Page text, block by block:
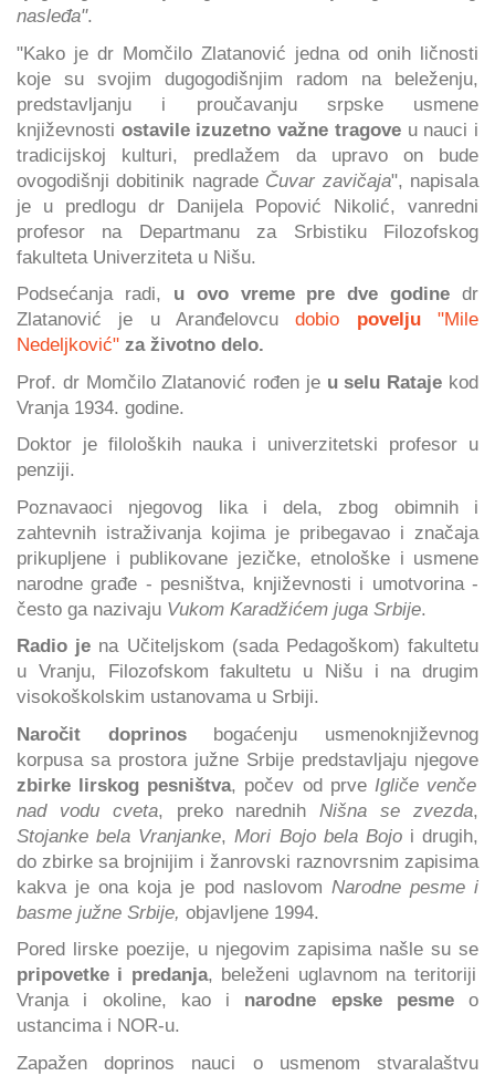
nasleđa".
"Kako je dr Momčilo Zlatanović jedna od onih ličnosti
koje su svojim dugogodišnjim radom na beleženju,
predstavljanju i proučavanju srpske usmene
književnosti ostavile izuzetno važne tragoveu nauci i
tradicijskoj kulturi, predlažem da upravo on bude
ovogodišnji dobitinik nagradeČuvar zavičaja", napisala
je u predlogu dr Danijela Popović Nikolić, vanredni
profesor na Departmanu za Srbistiku Filozofskog
fakulteta Univerziteta u Nišu.
Podsećanja radi, u ovo vreme pre dve godine dr
Zlatanović je u Aranđelovcudobio povelju"Mile
Nedeljković" za životno delo.
Prof. dr Momčilo Zlatanović rođen je u selu Rataje kod
Vranja 1934. godine.
Doktor je filoloških nauka i univerzitetski profesor u
penziji.
Poznavaoci njegovog lika i dela, zbog obimnih i
zahtevnih istraživanja kojima je pribegavao i značaja
prikupljene i publikovane jezičke, etnološke i usmene
narodne građe - pesništva, književnosti i umotvorina -
često ga nazivaju Vukom Karadžićem juga Srbije.
Radio je na Učiteljskom (sada Pedagoškom) fakultetu
u Vranju, Filozofskom fakultetu u Nišu i na drugim
visokoškolskim ustanovama u Srbiji.
Naročit doprinosbogaćenju usmenoknjiževnog
korpusa sa prostora južne Srbije predstavljaju njegove
zbirke lirskog pesništva, počev od prve Igliče venče
nad vodu cveta, preko narednihNišna se zvezda,
Stojanke bela Vranjanke,Mori Bojo bela Bojoi drugih,
do zbirke sa brojnijim i žanrovski raznovrsnim zapisima
kakva je ona koja je pod naslovom Narodne pesme i
basme južne Srbije, objavljene 1994.
Pored lirske poezije, u njegovim zapisima našle su se
pripovetke i predanja, beleženi uglavnom na teritoriji
Vranja i okoline, kao i narodne epske pesmeo
ustancima i NOR-u.
Zapažen doprinos nauci o usmenom stvaralaštvu